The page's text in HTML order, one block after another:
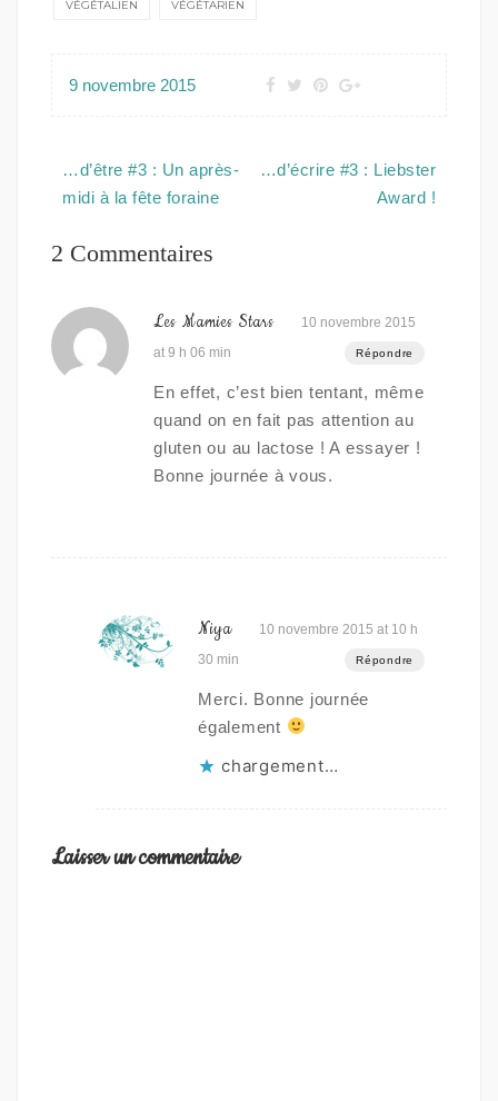
VÉGÉTALIEN VÉGÉTARIEN
9 novembre 2015
Navigation
de
…d’être #3 : Un après-
midi à la fête foraine
…d’écrire #3 : Liebster
Award !
2 Commentaires
Les Mamies Stars
10 novembre 2015
at 9 h 06 min
Répondre
En effet, c’est bien tentant, même
quand on en fait pas attention au
gluten ou au lactose ! A essayer !
Bonne journée à vous.
Niya
10 novembre 2015 at 10 h
30 min
Répondre
Merci. Bonne journée
également
chargement…
Laisser un commentaire